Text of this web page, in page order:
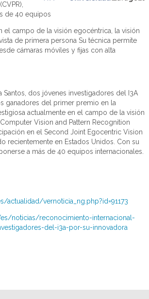
de 40 equipos
el campo de la visión egocéntrica, la visión
de primera persona Su técnica permite
cámaras móviles y fijas con alta
Santos, dos jóvenes investigadores del I3A
ganadores del primer premio en la
actualmente en el campo de la visión
Vision and Pattern Recognition
en el Second Joint Egocentric Vision
recientemente en Estados Unidos. Con su
a más de 40 equipos internacionales.
actualidad/vernoticia_ng.php?id=91173
es/noticias/reconocimiento-internacional-
del-i3a-por-su-innovadora